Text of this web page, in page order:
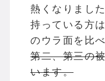
熱くなりました
持っている方
のウラ面を比
第二、第三の
います。